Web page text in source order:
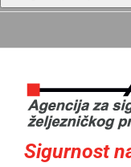
Sigurnost